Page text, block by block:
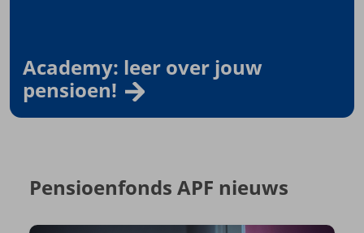
Academy: leer over jouw
pensioen!
Pensioenfonds APF nieuws